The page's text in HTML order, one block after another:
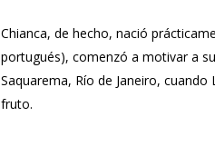
Chianca, de hecho, nació
portugués), comenzó a motivar a
Saquarema, Río de Janeiro, cuando
fruto.